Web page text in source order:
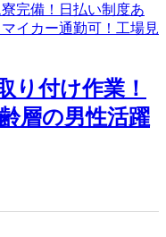
り付け作業！
層の男性活躍